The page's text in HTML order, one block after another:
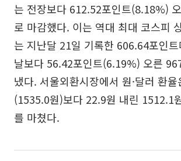
는 전장보다 612.52포인트(8.18%)
로 마감했다. 이는 역대 최대 코스피
는 지난달 21일 기록한 606.64포인
날보다 56.42포인트(6.19%) 오른
냈다. 서울외환시장에서 원·달러 환율
(1535.0원)보다 22.9원 내린 1512.1
를 마쳤다.